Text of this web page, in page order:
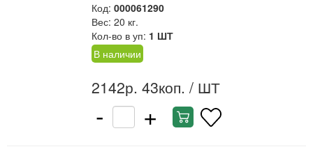
Код: 000061290
Вес: 20 кг.
Кол-во в уп: 1 ШТ
В наличии
2142р. 43коп. / ШТ
- +